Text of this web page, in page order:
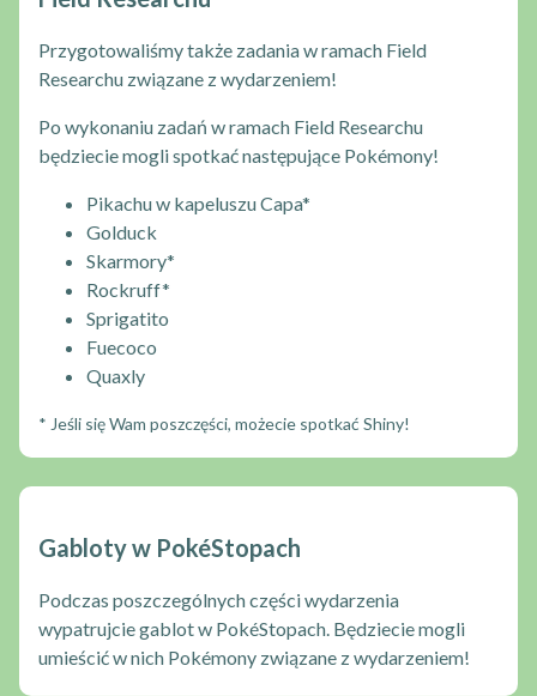
Przygotowaliśmy także zadania w ramach Field
Researchu związane z wydarzeniem!
Po wykonaniu zadań w ramach Field Researchu
będziecie mogli spotkać następujące Pokémony!
Pikachu w kapeluszu Capa*
Golduck
Skarmory*
Rockruff*
Sprigatito
Fuecoco
Quaxly
* Jeśli się Wam poszczęści, możecie spotkać Shiny!
Gabloty w PokéStopach
Podczas poszczególnych części wydarzenia
wypatrujcie gablot w PokéStopach. Będziecie mogli
umieścić w nich Pokémony związane z wydarzeniem!